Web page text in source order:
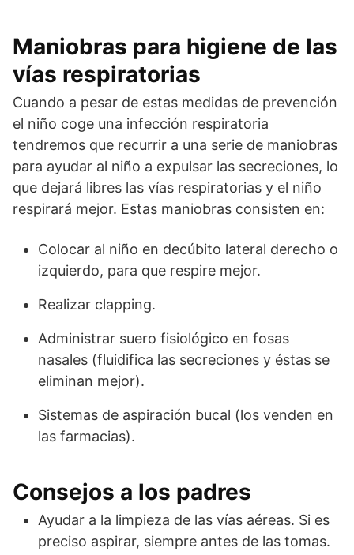
Maniobras para higiene de las
vías respiratorias
Cuando a pesar de estas medidas de prevención
el niño coge una infección respiratoria
tendremos que recurrir a una serie de maniobras
para ayudar al niño a expulsar las secreciones, lo
que dejará libres las vías respiratorias y el niño
respirará mejor. Estas maniobras consisten en:
Colocar al niño en decúbito lateral derecho o
izquierdo, para que respire mejor.
Realizar clapping.
Administrar suero fisiológico en fosas
nasales (fluidifica las secreciones y éstas se
eliminan mejor).
Sistemas de aspiración bucal (los venden en
las farmacias).
Consejos a los padres
Ayudar a la limpieza de las vías aéreas. Si es
preciso aspirar, siempre antes de las tomas.